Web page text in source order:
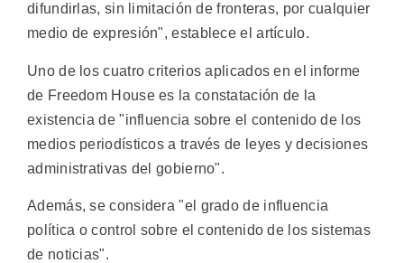
difundirlas, sin limitación de fronteras, por cualquier
medio de expresión", establece el artículo.
Uno de los cuatro criterios aplicados en el informe
de Freedom House es la constatación de la
existencia de "influencia sobre el contenido de los
medios periodísticos a través de leyes y decisiones
administrativas del gobierno".
Además, se considera "el grado de influencia
política o control sobre el contenido de los sistemas
de noticias".